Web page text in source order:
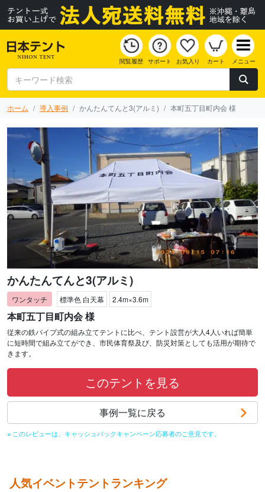
閲覧履歴 サポート お気入り カート メニュー
ホーム 導入事例 かんたんてんと3(アルミ) 本町五丁目町内会 様
かんたんてんと3(アルミ)
標準色 白天幕 2.4m×3.6m
本町五丁目町内会 様
従来の鉄パイプ式の組み立てテントに比べ、テント設営が大人4人いれば簡単
に短時間で組み立てができ、市民体育祭及び、防災対策としても活用が期待で
きます。
このテントを見る
事例一覧に戻る
※ このレビューは、キャッシュバックキャンペーン応募者のご意見です。
人気イベントテントランキング